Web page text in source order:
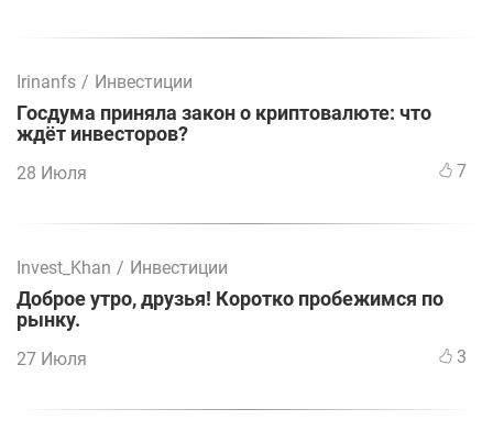
Irinanfs / Инвестиции
Госдума приняла закон о криптовалюте: что
ждёт инвесторов?
28 Июля 7
Invest_Khan / Инвестиции
Доброе утро, друзья! Коротко пробежимся по
рынку.
27 Июля 3